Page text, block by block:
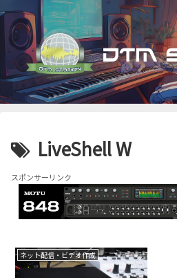
LiveShell W
スポンサーリンク
ネット配信・ビデオ作成